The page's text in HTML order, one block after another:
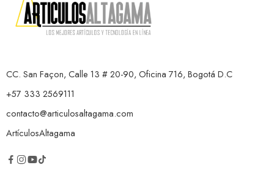
CC. San Façon, Calle 13 # 20-90, Oficina 716, Bogotá D.C
+57 333 2569111
contacto@articulosaltagama.com
ArtículosAltagama